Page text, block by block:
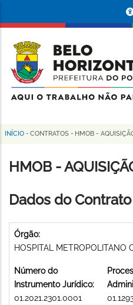
conteúdo
principal
da
Prefeitura
de
Horizonte
Trilha
de
INÍCIO - CONTRATOS - HMOB -
HMOB -
Dados do Contrato
Órgão:
HOSPITAL METROPOLITANO
Número do
Instrumento Jurídico:
01.2021.2301.0001